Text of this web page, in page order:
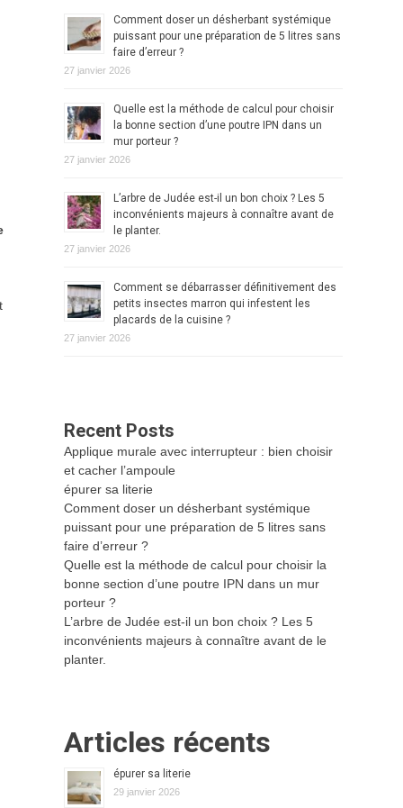
Comment doser un désherbant systémique
puissant pour une préparation de 5 litres sans
faire d’erreur ?
27 janvier 2026
Quelle est la méthode de calcul pour choisir
la bonne section d’une poutre IPN dans un
mur porteur ?
27 janvier 2026
L’arbre de Judée est-il un bon choix ? Les 5
inconvénients majeurs à connaître avant de
le planter.
27 janvier 2026
Comment se débarrasser définitivement des
petits insectes marron qui infestent les
placards de la cuisine ?
27 janvier 2026
Recent Posts
Applique murale avec interrupteur : bien choisir
et cacher l’ampoule
épurer sa literie
Comment doser un désherbant systémique
puissant pour une préparation de 5 litres sans
faire d’erreur ?
Quelle est la méthode de calcul pour choisir la
bonne section d’une poutre IPN dans un mur
porteur ?
L’arbre de Judée est-il un bon choix ? Les 5
inconvénients majeurs à connaître avant de le
planter.
Articles récents
épurer sa literie
29 janvier 2026